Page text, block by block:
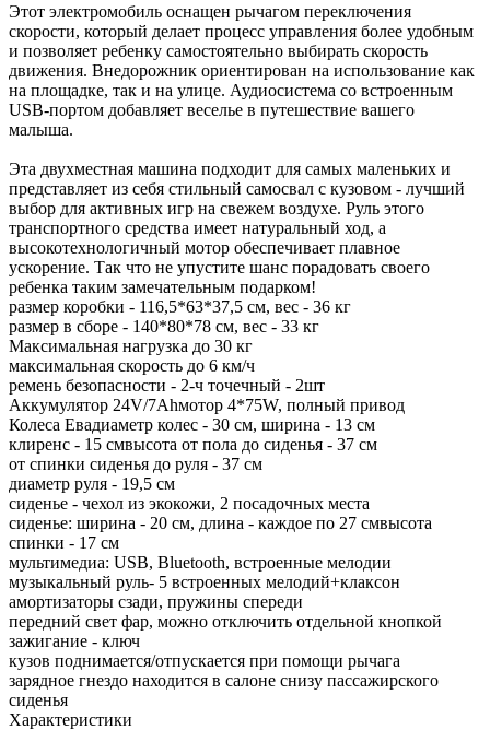
Этот электромобиль оснащен рычагом переключения
скорости, который делает процесс управления более удобным
и позволяет ребенку самостоятельно выбирать скорость
движения. Внедорожник ориентирован на использование как
на площадке, так и на улице. Аудиосистема со встроенным
USB-портом добавляет веселье в путешествие вашего
малыша.
Эта двухместная машина подходит для самых маленьких и
представляет из себя стильный самосвал с кузовом - лучший
выбор для активных игр на свежем воздухе. Руль этого
транспортного средства имеет натуральный ход, а
высокотехнологичный мотор обеспечивает плавное
ускорение. Так что не упустите шанс порадовать своего
ребенка таким замечательным подарком!
размер коробки - 116,5*63*37,5 см, вес - 36 кг
размер в сборе - 140*80*78 см, вес - 33 кг
Максимальная нагрузка до 30 кг
максимальная скорость до 6 км/ч
ремень безопасности - 2-ч точечный - 2шт
Аккумулятор 24V/7Ahмотор 4*75W, полный привод
Колеса Евадиаметр колес - 30 см, ширина - 13 см
клиренс - 15 смвысота от пола до сиденья - 37 см
от спинки сиденья до руля - 37 см
диаметр руля - 19,5 см
сиденье - чехол из экокожи, 2 посадочных места
сиденье: ширина - 20 см, длина - каждое по 27 смвысота
спинки - 17 см
мультимедиа: USB, Bluetooth, встроенные мелодии
музыкальный руль- 5 встроенных мелодий+клаксон
амортизаторы сзади, пружины спереди
передний свет фар, можно отключить отдельной кнопкой
зажигание - ключ
кузов поднимается/отпускается при помощи рычага
зарядное гнездо находится в салоне снизу пассажирского
сиденья
Характеристики